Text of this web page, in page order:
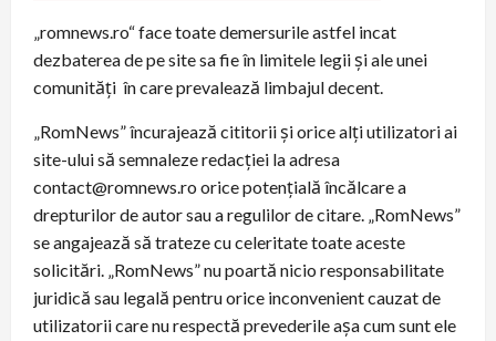
„romnews.ro“ face toate demersurile astfel incat
dezbaterea de pe site sa fie în limitele legii şi ale unei
comunităţi în care prevalează limbajul decent.
„RomNews” încurajează cititorii și orice alți utilizatori ai
site-ului să semnaleze redacției la adresa
contact@romnews.ro orice potențială încălcare a
drepturilor de autor sau a regulilor de citare. „RomNews”
se angajează să trateze cu celeritate toate aceste
solicitări. „RomNews” nu poartă nicio responsabilitate
juridică sau legală pentru orice inconvenient cauzat de
utilizatorii care nu respectă prevederile așa cum sunt ele